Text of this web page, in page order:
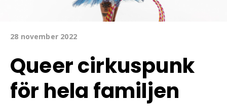
28 november 2022
Queer cirkuspunk
för hela familjen